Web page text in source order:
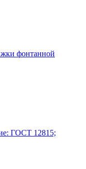
фонтанной
ГОСТ 12815;